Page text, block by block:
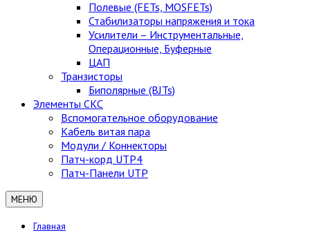
Полевые (FETs, MOSFETs)
Стабилизаторы напряжения и тока
Усилители – Инструментальные,
Операционные, Буферные
ЦАП
Транзисторы
Биполярные (BJTs)
Элементы СКС
Вспомогательное оборудование
Кабель витая пара
Модули / Коннекторы
Патч-корд UTP4
Патч-Панели UTP
МЕНЮ
Главная